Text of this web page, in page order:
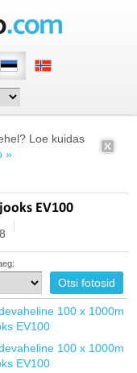
Loe kuidas
»
EV100